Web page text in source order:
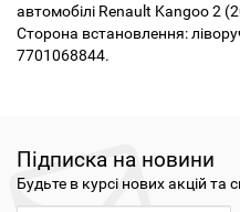
автомобілі Renault Kangoo 2
Сторона встановлення:
7701068844.
Підписка на новини
Будьте в курсі нових акцій та